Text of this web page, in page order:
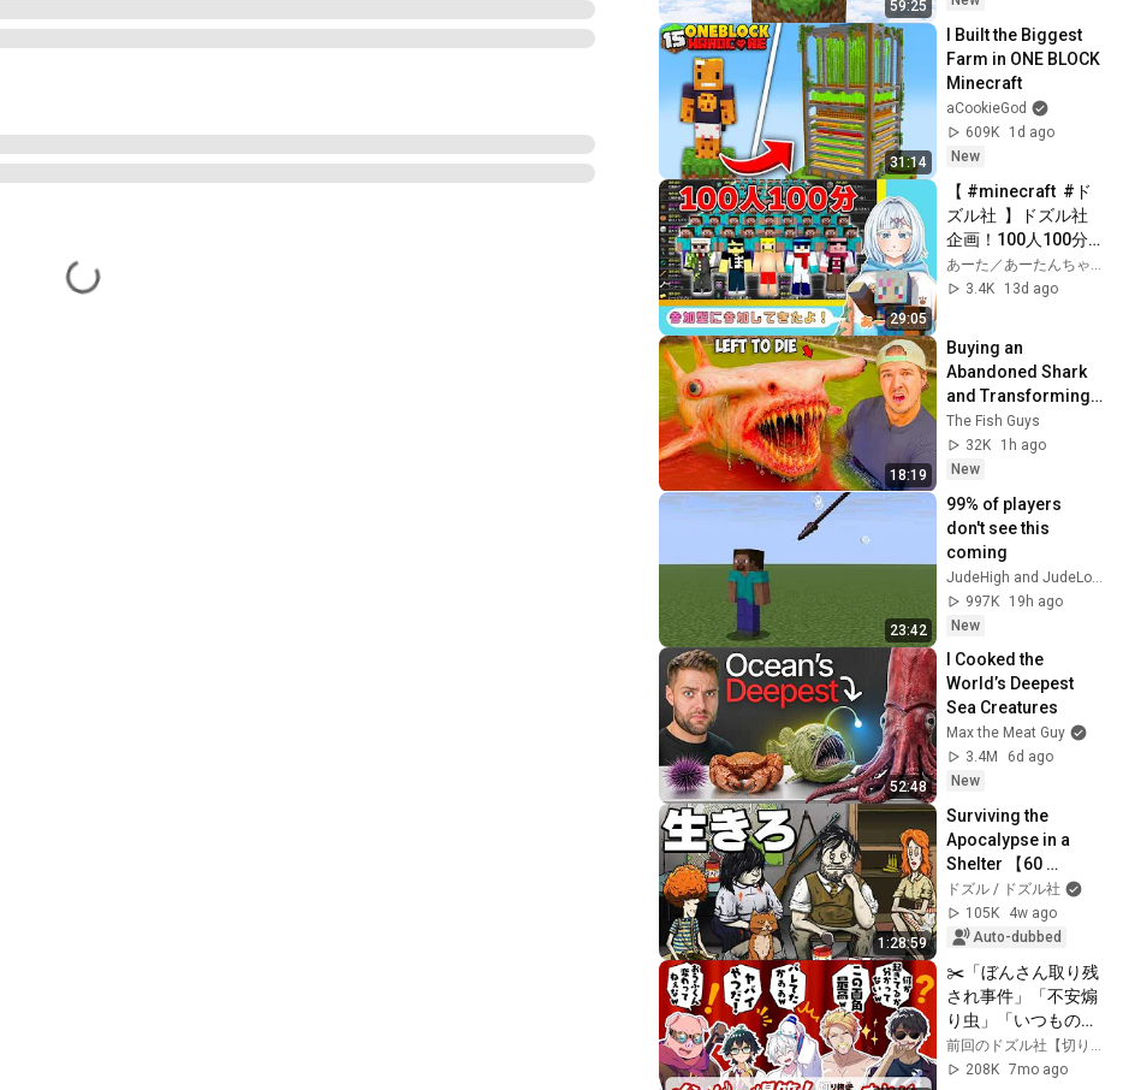
59:25
31:14
I Built the Biggest
Farm in ONE BLOCK
Minecraft
aCookieGod
609K
1d ago
New
29:05
【 #minecraft  #ド
ズル社  】ドズル社
企画！100人100分
でいくつ進捗達成で
きるのか！！に参加
3.4K
13d ago
18:19
Buying an
Abandoned Shark
and Transforming
It's Home...
The Fish Guys
32K
1h ago
New
23:42
99% of players
don't see this
coming
JudeHigh and JudeLow
997K
19h ago
New
52:48
I Cooked the
World’s Deepest
Sea Creatures
Max the Meat Guy
3.4M
6d ago
New
1:28:59
Surviving the
Apocalypse in a
Shelter 【60
Seconds!】
ドズル / ドズル社
105K
4w ago
Auto-dubbed
✂️「ぼんさん取り残
され事件」「不安煽
り虫」「いつものこ
とじゃないですか」
etc あの神回・迷
前回のドズル社【切り抜きチャンネル】
208K 7mo ago